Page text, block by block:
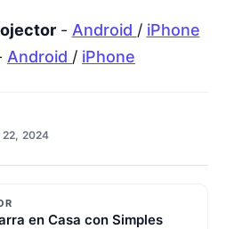
- Android / iPhone
Android / iPhone
22, 2024
en Casa con Simples